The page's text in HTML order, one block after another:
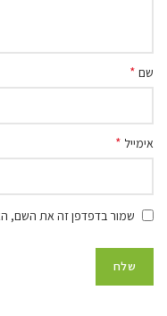
שם *
אימייל *
שמור בדפדפן זה את השם,